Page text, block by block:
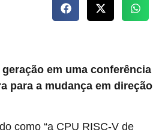
em uma conferência
para a mudança em direção
como “a CPU RISC-V de